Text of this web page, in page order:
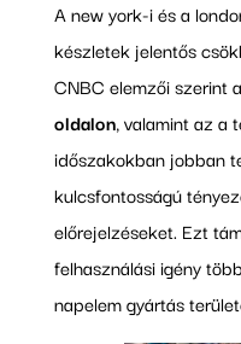
A new york-i és a
készletek jelentős
CNBC elemzői szerint
oldalon, valamint az a
időszakokban jobban
kulcsfontosságú
előrejelzéseket. Ezt
felhasználási igény
napelem gyártás